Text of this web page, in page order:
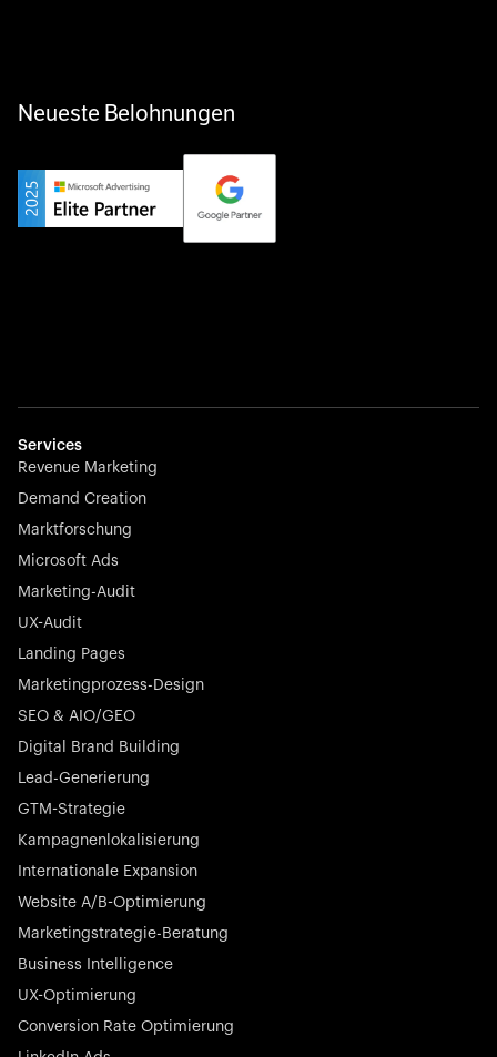
Neueste Belohnungen
Services
Revenue Marketing
Demand Creation
Marktforschung
Microsoft Ads
Marketing-Audit
UX-Audit
Landing Pages
Marketingprozess-Design
SEO & AIO/GEO
Digital Brand Building
Lead-Generierung
GTM-Strategie
Kampagnenlokalisierung
Internationale Expansion
Website A/B-Optimierung
Marketingstrategie-Beratung
Business Intelligence
UX-Optimierung
Conversion Rate Optimierung